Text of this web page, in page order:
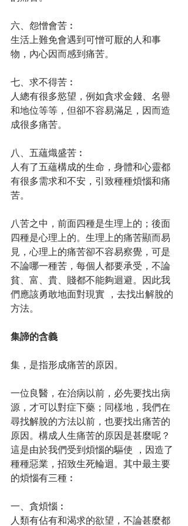
六、怨憎會苦︰
生活上難免會遇到可憎可厭的人和事
物，內心因而感到痛苦。
七、求不得苦︰
人總有很多慾望，例如貪求金錢、名譽
和地位等等，但卻不容易滿足，因而造
成很多痛苦。
八、五蘊熾盛苦︰
人有了五蘊構成的生命，身體和心靈都
有很多需求和不安，引致種種煩惱和痛
苦。
八苦之中，前面四種是生理上的；後面
四種是心理上的。生理上的痛苦顯而易
見，心理上的痛苦卻不容易察覺，可是
不論哪一種苦，每個人都要承受，不論
貧、富、貴、賤都不能夠迴避。因此我
們應該勇敢地面對現實 ，去找出解脫的
方法。
集諦的含義
集，是指形成痛苦的原因。
一位良醫，在治病以前，必先要找出病
源，才可以對症下藥；同樣地，我們在
尋找解脫的方法以前，也要找出痛苦的
原因。構成人生痛苦的原因是甚麼呢？
這是由於我們受到煩惱的驅使 ，因造了
種種惡業，招致生死輪迴。其中最主要
的煩惱有三種︰
一、貪煩惱︰
人類有佔有和渴求的欲望，不論甚麼都